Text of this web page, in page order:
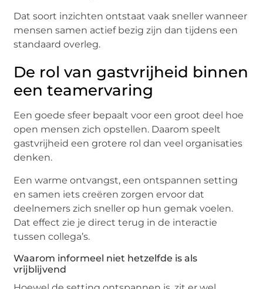
Dat soort inzichten ontstaat vaak sneller wanneer
mensen samen actief bezig zijn dan tijdens een
standaard overleg.
De rol van gastvrijheid binnen
een teamervaring
Een goede sfeer bepaalt voor een groot deel hoe
open mensen zich opstellen. Daarom speelt
gastvrijheid een grotere rol dan veel organisaties
denken.
Een warme ontvangst, een ontspannen setting
en samen iets creëren zorgen ervoor dat
deelnemers zich sneller op hun gemak voelen.
Dat effect zie je direct terug in de interactie
tussen collega’s.
Waarom informeel niet hetzelfde is als
vrijblijvend